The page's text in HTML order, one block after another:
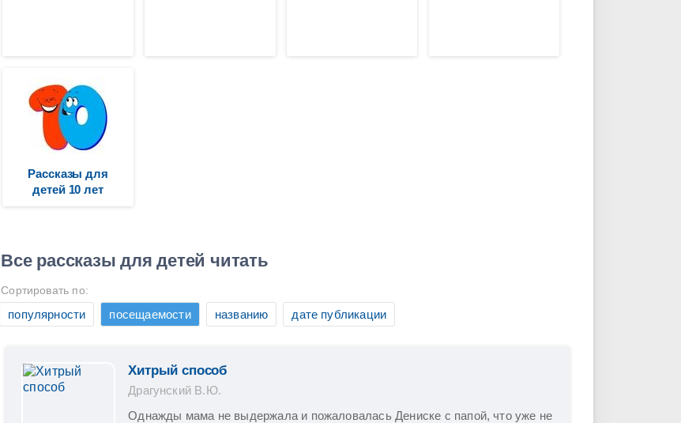
Рассказы для
детей 10 лет
Все рассказы для детей читать
Сортировать по:
популярности посещаемости названию дате публикации
Хитрый способ
Драгунский В.Ю.
Однажды мама не выдержала и пожаловалась Дениске с папой, что уже не